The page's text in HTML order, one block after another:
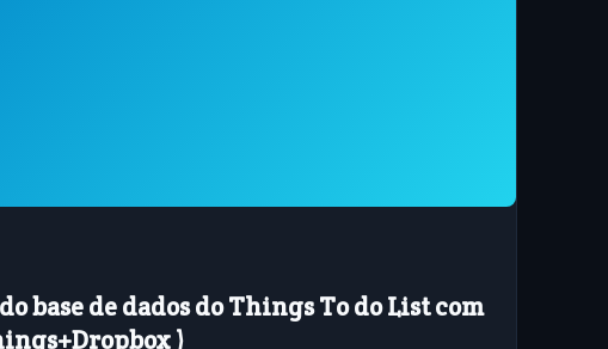
base de dados do Things To do List com
)